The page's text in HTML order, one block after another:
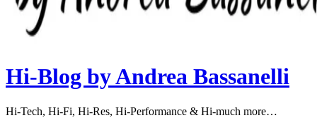
Hi-Blog by Andrea Bassanelli
Hi-Tech, Hi-Fi, Hi-Res, Hi-Performance & Hi-much more…